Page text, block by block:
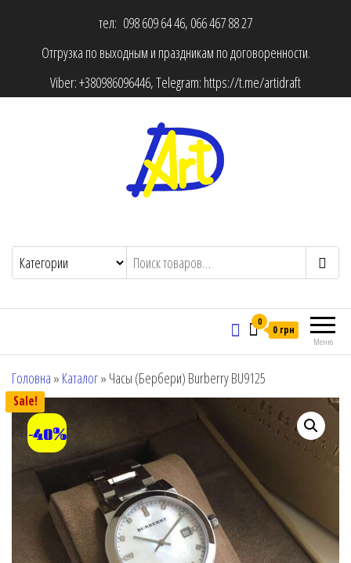
тел: 098 609 64 46, 066 467 88 27
Отгрузка по выходным и праздникам по договоренности.
Viber:+380986096446, Telegram: https://t.me/artidraft
Меню
0
0 грн
Головна » Каталог» Часы (Бербери) Burberry BU9125
Sale!
-40%